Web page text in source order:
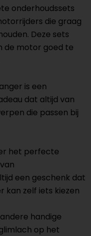
onderhoudssets
die graag
Deze sets
de motor goed te
is een
dat altijd van
die passen bij
het perfecte
een geschenk dat
kan zelf iets kiezen
handige
op het